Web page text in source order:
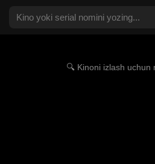
🔍 Kinoni izlash uchun